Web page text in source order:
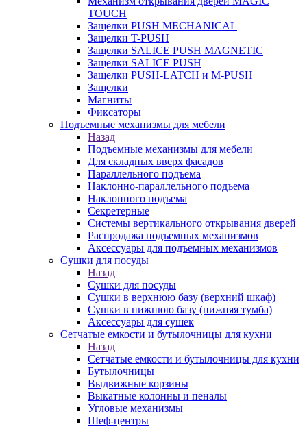
TOUCH
Защёлки PUSH MECHANICAL
Защелки T-PUSH
Защелки SALICE PUSH MAGNETIC
Защелки SALICE PUSH
Защелки PUSH-LATCH и M-PUSH
Защелки
Магниты
Фиксаторы
Подъемные механизмы для мебели
Назад
Подъемные механизмы для мебели
Для складных вверх фасадов
Параллельного подъема
Наклонно-параллельного подъема
Наклонного подъема
Секретерные
Системы вертикального открывания дверей
Распродажа подъемных механизмов
Аксессуары для подъемных механизмов
Сушки для посуды
Назад
Сушки для посуды
Сушки в верхнюю базу (верхний шкаф)
Сушки в нижнюю базу (нижняя тумба)
Аксессуары для сушек
Сетчатые емкости и бутылочницы для кухни
Назад
Сетчатые емкости и бутылочницы для кухни
Бутылочницы
Выдвижные корзины
Выкатные колонны и пеналы
Угловые механизмы
Шеф-центры